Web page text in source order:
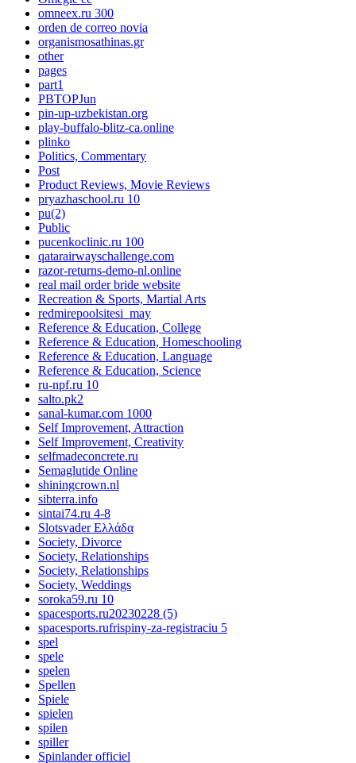
omneex.ru 300
orden de correo novia
organismosathinas.gr
other
pages
part1
PBTOPJun
pin-up-uzbekistan.org
play-buffalo-blitz-ca.online
plinko
Politics, Commentary
Post
Product Reviews, Movie Reviews
pryazhaschool.ru 10
pu(2)
Public
pucenkoclinic.ru 100
qatarairwayschallenge.com
razor-returns-demo-nl.online
real mail order bride website
Recreation & Sports, Martial Arts
redmirepoolsitesi_may
Reference & Education, College
Reference & Education, Homeschooling
Reference & Education, Language
Reference & Education, Science
ru-npf.ru 10
salto.pk2
sanal-kumar.com 1000
Self Improvement, Attraction
Self Improvement, Creativity
selfmadeconcrete.ru
Semaglutide Online
shiningcrown.nl
sibterra.info
sintai74.ru 4-8
Slotsvader Ελλάδα
Society, Divorce
Society, Relationships
Society, Relationships
Society, Weddings
soroka59.ru 10
spacesports.ru20230228 (5)
spacesports.rufrispiny-za-registraciu 5
spel
spele
spelen
Spellen
Spiele
spielen
spilen
spiller
Spinlander officiel